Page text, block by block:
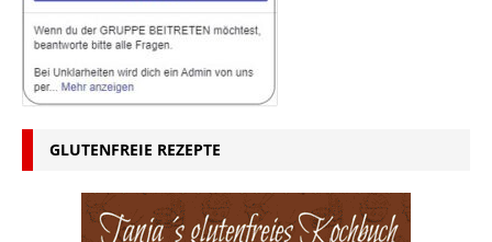
GLUTENFREIE REZEPTE